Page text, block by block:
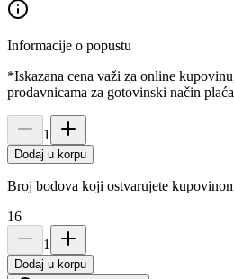
Informacije o popustu
*Iskazana cena važi za online
prodavnicama za gotovinski način
1
Dodaj u korpu
Broj bodova koji ostvarujete
16
1
Dodaj u korpu